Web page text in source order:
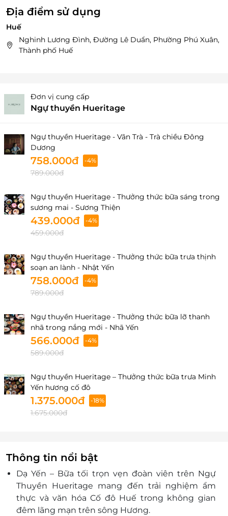
Địa điểm sử dụng
Huế
Nghinh Lương Đình, Đường Lê Duẩn, Phường Phú Xuân,
Thành phố Huế
Đơn vị cung cấp
Ngự thuyền Hueritage
Ngự thuyền Hueritage - Vãn Trà - Trà chiều Đông
Dương
758.000đ -4%
789.000đ
Ngự thuyền Hueritage - Thưởng thức bữa sáng trong
sương mai - Sương Thiện
439.000đ -4%
459.000đ
Ngự thuyền Hueritage - Thưởng thức bữa trưa thịnh
soạn an lành - Nhật Yến
758.000đ -4%
789.000đ
Ngự thuyền Hueritage - Thưởng thức bữa lỡ thanh
nhã trong nắng mới - Nhã Yến
566.000đ -4%
589.000đ
Ngự thuyền Hueritage – Thưởng thức bữa trưa Minh
Yến hương cố đô
1.375.000đ -18%
1.675.000đ
Thông tin nổi bật
Dạ Yến – Bữa tối trọn vẹn đoàn viên trên Ngự
Thuyền Hueritage mang đến trải nghiệm ẩm
thực và văn hóa Cố đô Huế trong không gian
đêm lãng mạn trên sông Hương.